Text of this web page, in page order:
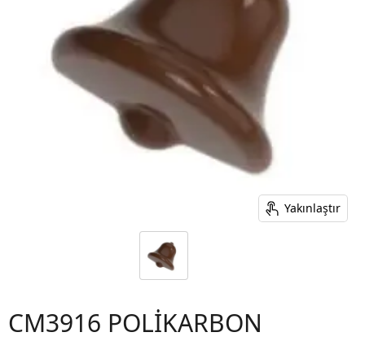
Yakınlaştır
CM3916 POLİKARBON